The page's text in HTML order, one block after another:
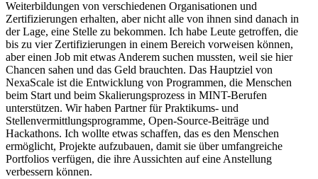
Weiterbildungen von verschiedenen Organisationen und
Zertifizierungen erhalten, aber nicht alle von ihnen sind danach in
der Lage, eine Stelle zu bekommen. Ich habe Leute getroffen, die
bis zu vier Zertifizierungen in einem Bereich vorweisen können,
aber einen Job mit etwas Anderem suchen mussten, weil sie hier
Chancen sahen und das Geld brauchten. Das Hauptziel von
NexaScale ist die Entwicklung von Programmen, die Menschen
beim Start und beim Skalierungsprozess in MINT-Berufen
unterstützen. Wir haben Partner für Praktikums- und
Stellenvermittlungsprogramme, Open-Source-Beiträge und
Hackathons. Ich wollte etwas schaffen, das es den Menschen
ermöglicht, Projekte aufzubauen, damit sie über umfangreiche
Portfolios verfügen, die ihre Aussichten auf eine Anstellung
verbessern können.